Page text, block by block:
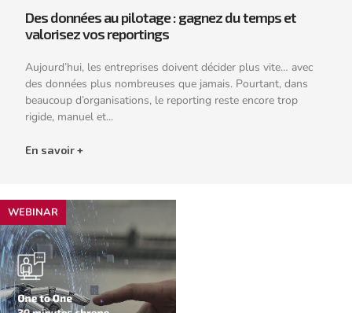
Des données au pilotage : gagnez du temps et
valorisez vos reportings
Aujourd’hui, les entreprises doivent décider plus vite… avec
des données plus nombreuses que jamais. Pourtant, dans
beaucoup d’organisations, le reporting reste encore trop
rigide, manuel et...
En savoir +
WEBINAR